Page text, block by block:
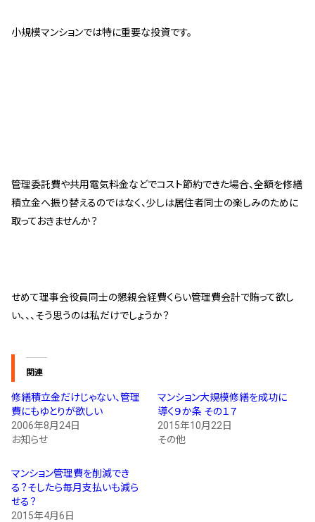
小規模マンションでは特に重要な投資です。
管理委託費や共用電気料金などでコスト節約できた場合、全額を修繕
積立金へ振り替えるのではなく、少しは居住者同士の楽しみのために
取っておきませんか？
せめて理事会役員同士の懇親会経費くらい管理費会計で賄って欲し
い、、、そう思うのは私だけでしょうか？
関連
修繕積立金だけじゃない、管理
費にもゆとりが欲しい
2006年8月24日
お知らせ
マンション大規模修繕を成功に
導く９か条 その１７
2015年10月22日
その他
マンション管理費を削減でき
る？そしたら毎月支払いも減ら
せる？
2015年4月6日